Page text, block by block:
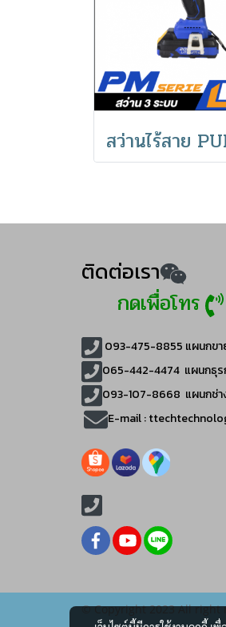
ติดต่อเรา
กดเพื่อโทร
093-475-8855 แผนกขา
065-442-4474 แผนกธุร
093-107-8668 แผนกช่า
E-mail :
© Copyright 2023 All right